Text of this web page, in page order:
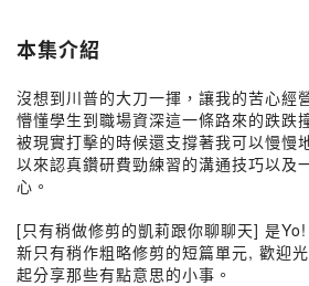
本集介紹
沒想到川普的大刀一揮，讓我的苦心經
懵懂學生到職場資深這一條路來的跌跌
被現實打擊的時候還支撐著我可以慢慢
以來認真鑽研費勁練習的溝通技巧以及
心。
[只有稍做修剪的凱莉跟你聊聊天] 是
新只有稍作粗略修剪的短篇單元, 歡迎
起分享那些有點意思的小事。